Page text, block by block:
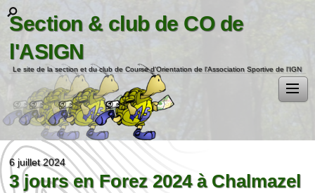
Section & club de CO de
l'ASIGN
Le site de la section et du club de Course d'Orientation de l'Association Sportive de l'IGN
6 juillet 2024
3 jours en Forez 2024 à Chalmazel